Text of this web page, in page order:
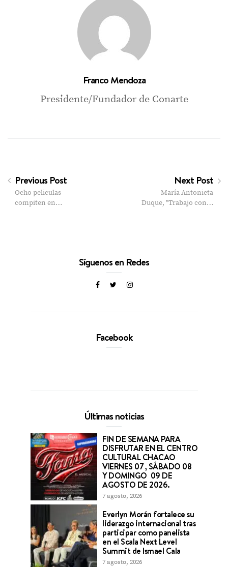
Franco Mendoza
Presidente/Fundador de Conarte
Previous Post
Ocho peliculas
compiten en…
Next Post
María Antonieta
Duque, "Trabajo con…
Síguenos en Redes
Facebook
Últimas noticias
FIN DE SEMANA PARA
DISFRUTAR EN EL CENTRO
CULTURAL CHACAO
VIERNES 07 , SÁBADO 08
Y DOMINGO 09 DE
AGOSTO DE 2026.
7 agosto, 2026
Everlyn Morán fortalece su
liderazgo internacional tras
participar como panelista
en el Scala Next Level
Summit de Ismael Cala
7 agosto, 2026